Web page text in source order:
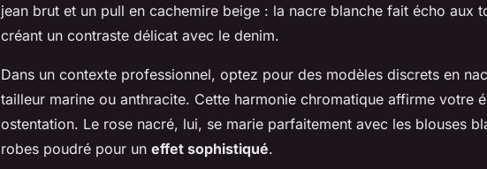
jean brut et un pull en cachemire beige : la nacre blanche fait écho aux
créant un contraste délicat avec le denim.
Dans un contexte professionnel, optez pour des modèles discrets en
tailleur marine ou anthracite. Cette harmonie chromatique affirme votre
ostentation. Le rose nacré, lui, se marie parfaitement avec les blouses
robes poudré pour un effet sophistiqué.